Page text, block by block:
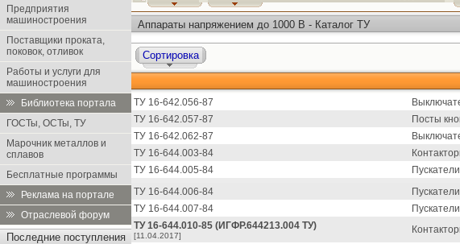
Предприятия
машиностроения
Поставщики проката,
поковок, отливок
Работы и услуги для
машиностроения
Библиотека портала
ГОСТы, ОСТы, ТУ
Марочник металлов и
сплавов
Бесплатные программы
Реклама на портале
Отраслевой форум
Последние поступления
Аппараты напряжением до 1000 В - Каталог ТУ
Сортировка
ТУ 16-642.056-87
ТУ 16-642.057-87
Посты
ТУ 16-642.062-87
ТУ 16-644.003-84
ТУ 16-644.005-84
ТУ 16-644.006-84
ТУ 16-644.007-84
ТУ 16-644.010-85 (ИГФР.644213.004 ТУ)
[11.04.2017]